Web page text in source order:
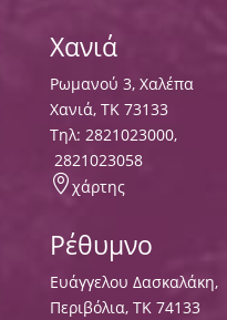
Χανιά
Ρωμανού 3, Χαλέπα
Χανιά, ΤΚ 73133
Τηλ: 2821023000,
2821023058
χάρτης
Ρέθυμνο
Ευάγγελου Δασκαλάκη,
Περιβόλια, ΤΚ 74133